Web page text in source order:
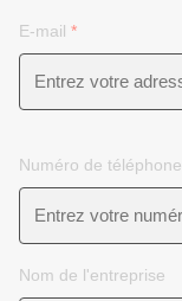
E-mail *
Numéro de téléphone
Nom de l'entreprise